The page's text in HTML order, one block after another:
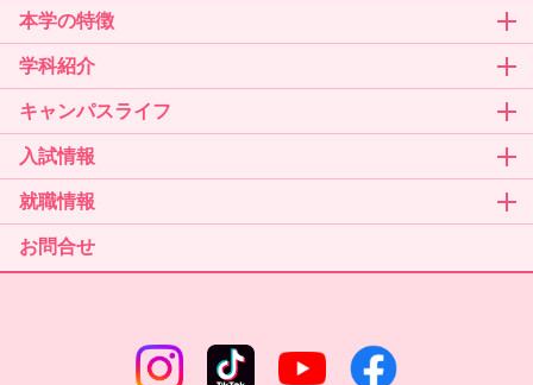
本学の特徴
学科紹介
キャンパスライフ
入試情報
就職情報
お問合せ